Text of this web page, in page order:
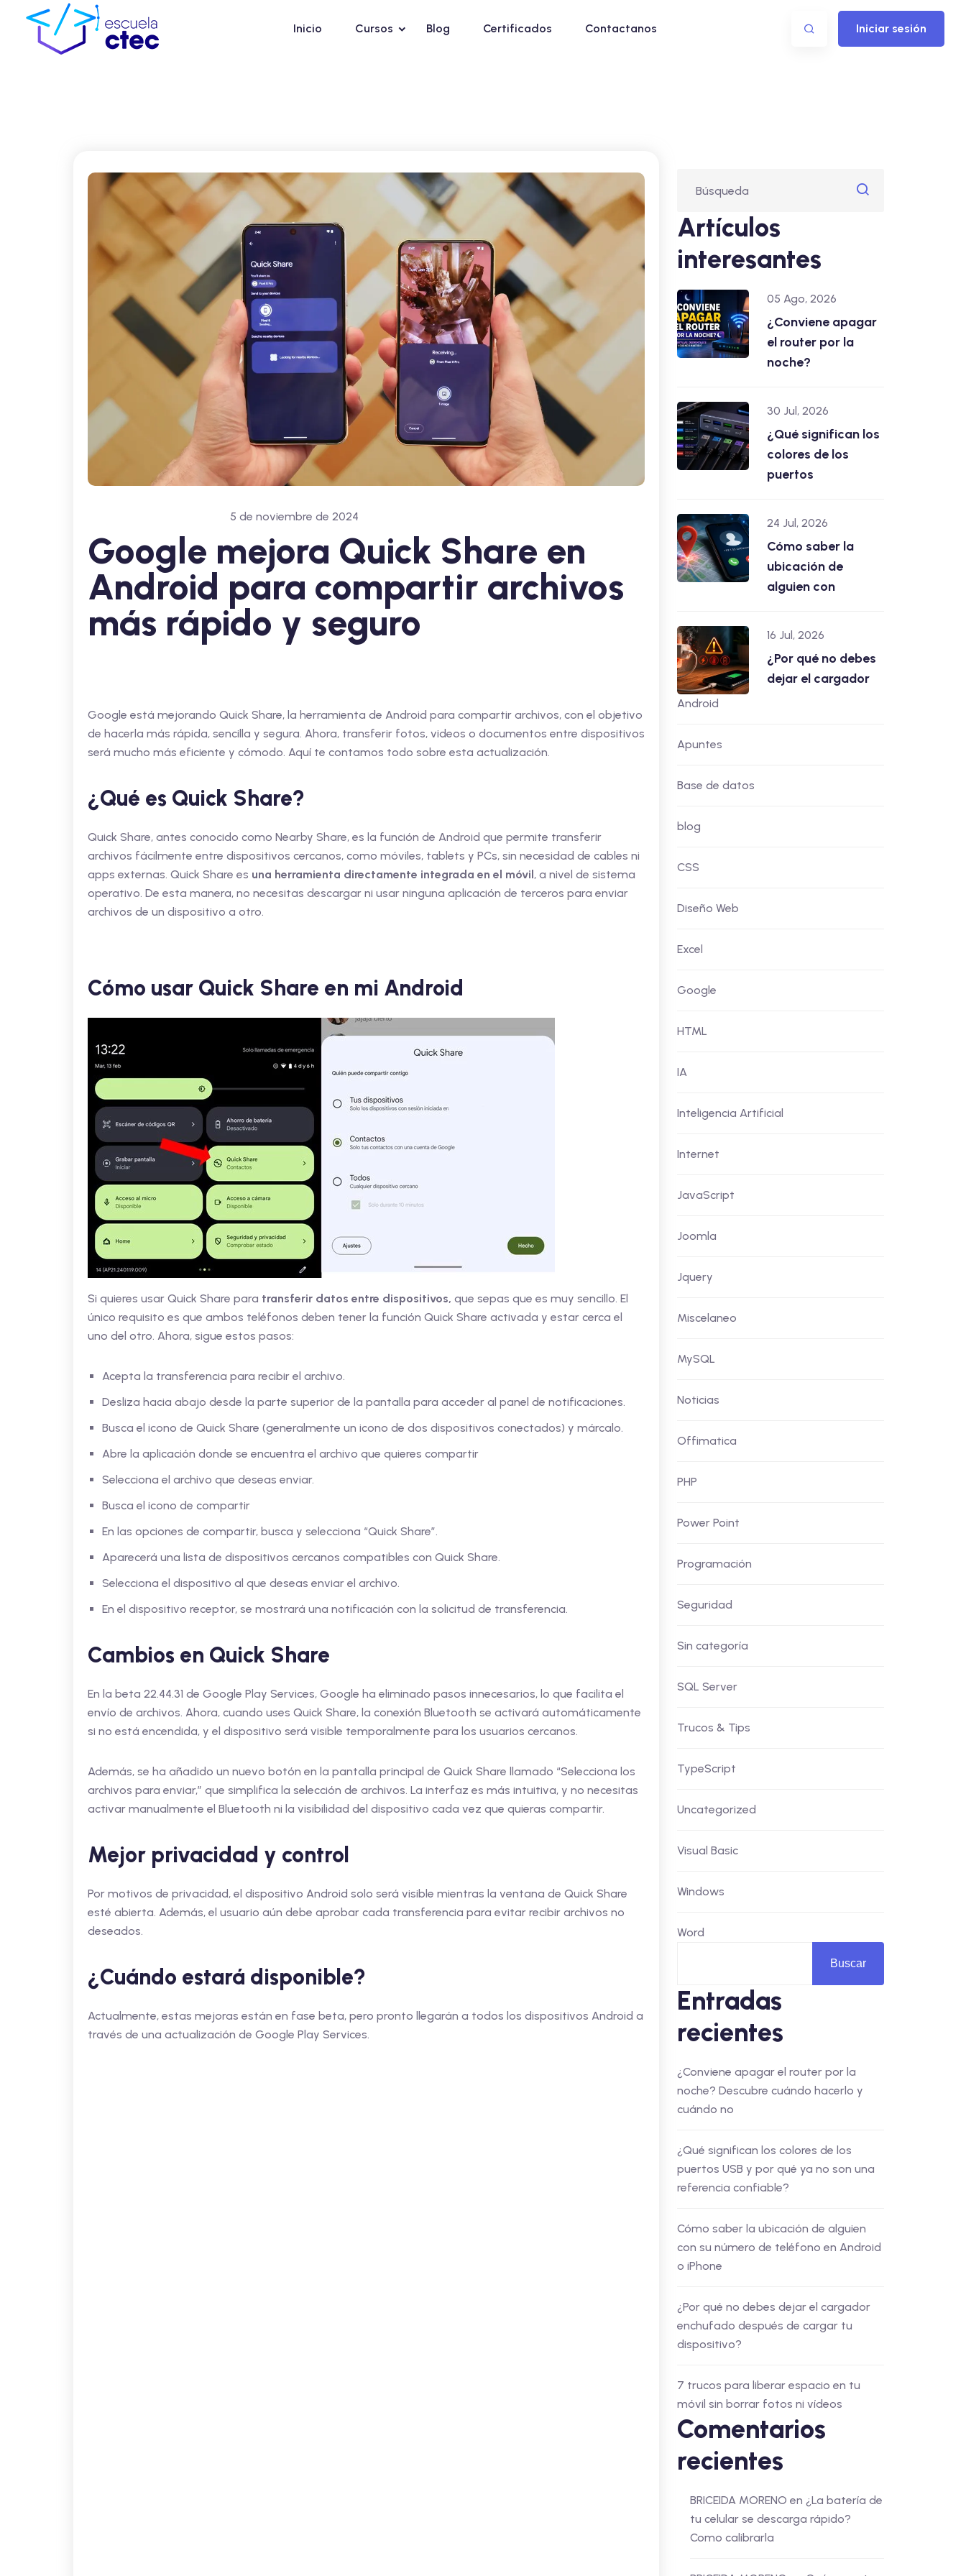
Inicio Cursos Blog Certificados Contactanos Iniciar sesión
5 de noviembre de 2024
Google mejora Quick Share en
Android para compartir archivos
más rápido y seguro
Google está mejorando Quick Share, la herramienta de Android para compartir archivos, con el objetivo
de hacerla más rápida, sencilla y segura. Ahora, transferir fotos, videos o documentos entre dispositivos
será mucho más eficiente y cómodo. Aquí te contamos todo sobre esta actualización.
¿Qué es Quick Share?
Quick Share, antes conocido como Nearby Share, es la función de Android que permite transferir
archivos fácilmente entre dispositivos cercanos, como móviles, tablets y PCs, sin necesidad de cables ni
apps externas. Quick Share es una herramienta directamente integrada en el móvil, a nivel de sistema
operativo. De esta manera, no necesitas descargar ni usar ninguna aplicación de terceros para enviar
archivos de un dispositivo a otro.
Cómo usar Quick Share en mi Android
Si quieres usar Quick Share para transferir datos entre dispositivos, que sepas que es muy sencillo. El
único requisito es que ambos teléfonos deben tener la función Quick Share activada y estar cerca el
uno del otro. Ahora, sigue estos pasos:
Acepta la transferencia para recibir el archivo.
Desliza hacia abajo desde la parte superior de la pantalla para acceder al panel de notificaciones.
Busca el icono de Quick Share (generalmente un icono de dos dispositivos conectados) y márcalo.
Abre la aplicación donde se encuentra el archivo que quieres compartir
Selecciona el archivo que deseas enviar.
Busca el icono de compartir
En las opciones de compartir, busca y selecciona “Quick Share”.
Aparecerá una lista de dispositivos cercanos compatibles con Quick Share.
Selecciona el dispositivo al que deseas enviar el archivo.
En el dispositivo receptor, se mostrará una notificación con la solicitud de transferencia.
Cambios en Quick Share
En la beta 22.44.31 de Google Play Services, Google ha eliminado pasos innecesarios, lo que facilita el
envío de archivos. Ahora, cuando uses Quick Share, la conexión Bluetooth se activará automáticamente
si no está encendida, y el dispositivo será visible temporalmente para los usuarios cercanos.
Además, se ha añadido un nuevo botón en la pantalla principal de Quick Share llamado “Selecciona los
archivos para enviar,” que simplifica la selección de archivos. La interfaz es más intuitiva, y no necesitas
activar manualmente el Bluetooth ni la visibilidad del dispositivo cada vez que quieras compartir.
Mejor privacidad y control
Por motivos de privacidad, el dispositivo Android solo será visible mientras la ventana de Quick Share
esté abierta. Además, el usuario aún debe aprobar cada transferencia para evitar recibir archivos no
deseados.
¿Cuándo estará disponible?
Actualmente, estas mejoras están en fase beta, pero pronto llegarán a todos los dispositivos Android a
través de una actualización de Google Play Services.
Artículos
interesantes
05 Ago, 2026
¿Conviene apagar
el router por la
noche?
30 Jul, 2026
¿Qué significan los
colores de los
puertos
24 Jul, 2026
Cómo saber la
ubicación de
alguien con
16 Jul, 2026
¿Por qué no debes
dejar el cargador
Android
Apuntes
Base de datos
blog
CSS
Diseño Web
Excel
Google
HTML
IA
Inteligencia Artificial
Internet
JavaScript
Joomla
Jquery
Miscelaneo
MySQL
Noticias
Offimatica
PHP
Power Point
Programación
Seguridad
Sin categoría
SQL Server
Trucos & Tips
TypeScript
Uncategorized
Visual Basic
Windows
Word
Buscar
Entradas
recientes
¿Conviene apagar el router por la
noche? Descubre cuándo hacerlo y
cuándo no
¿Qué significan los colores de los
puertos USB y por qué ya no son una
referencia confiable?
Cómo saber la ubicación de alguien
con su número de teléfono en Android
o iPhone
¿Por qué no debes dejar el cargador
enchufado después de cargar tu
dispositivo?
7 trucos para liberar espacio en tu
móvil sin borrar fotos ni vídeos
Comentarios
recientes
BRICEIDA MORENO en ¿La batería de
tu celular se descarga rápido?
Como calibrarla